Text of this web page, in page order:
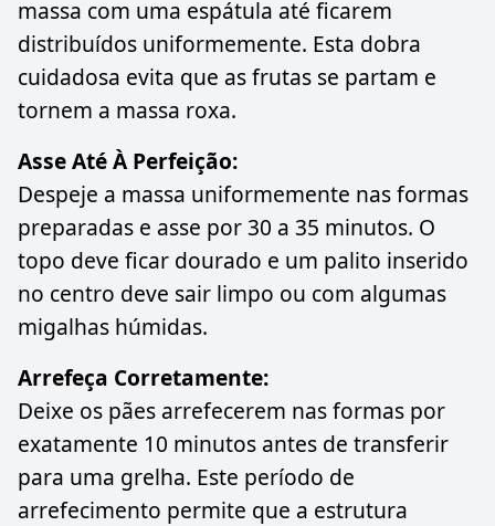
massa com uma espátula até ficarem
distribuídos uniformemente. Esta dobra
cuidadosa evita que as frutas se partam e
tornem a massa roxa.
Asse Até À Perfeição:
Despeje a massa uniformemente nas formas
preparadas e asse por 30 a 35 minutos. O
topo deve ficar dourado e um palito inserido
no centro deve sair limpo ou com algumas
migalhas húmidas.
Arrefeça Corretamente:
Deixe os pães arrefecerem nas formas por
exatamente 10 minutos antes de transferir
para uma grelha. Este período de
arrefecimento permite que a estrutura